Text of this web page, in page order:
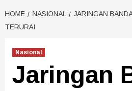
HOME NASIONAL
JARINGAN
TERURAI
Nasional
Jaringan